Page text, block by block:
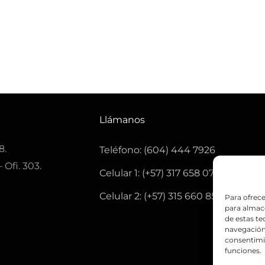
Para
para
de estas
funciones.
Ofi. 303.
Llámanos
Teléfono: (604) 444 7926
Celular 1: (+57) 317 658 0771
Celular 2: (+57) 315 660 8501